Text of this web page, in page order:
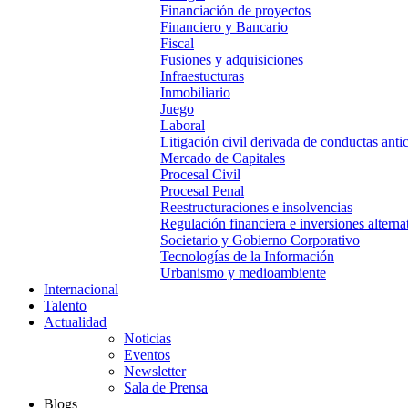
Financiación de proyectos
Financiero y Bancario
Fiscal
Fusiones y adquisiciones
Infraestucturas
Inmobiliario
Juego
Laboral
Litigación civil derivada de conductas
Mercado de Capitales
Procesal Civil
Procesal Penal
Reestructuraciones e insolvencias
Regulación financiera e inversiones
Societario y Gobierno Corporativo
Tecnologías de la Información
Urbanismo y medioambiente
Internacional
Talento
Actualidad
Noticias
Eventos
Newsletter
Sala de Prensa
Blogs